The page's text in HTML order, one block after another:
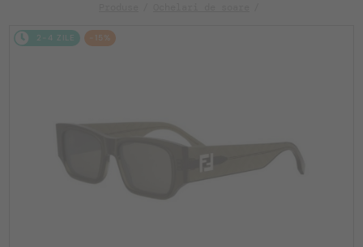
2-4 ZILE -15%